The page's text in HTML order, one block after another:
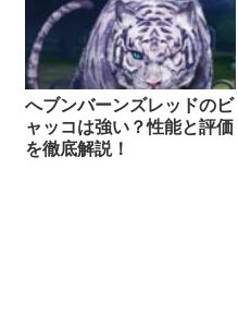
へブンバーンズレッドのビ
ャッコは強い？性能と評価
を徹底解説！